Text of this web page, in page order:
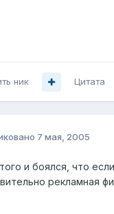
ник Цитата
7 мая, 2005
и боялся, что
рекламная